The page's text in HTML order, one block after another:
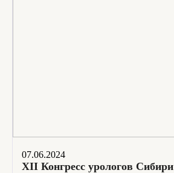
07.06.2024
XII Конгресс урологов Сибири